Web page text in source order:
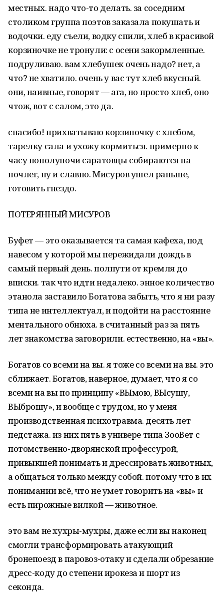
местных. надо что-то делать. за соседним
столиком группа поэтов заказала покушать и
водочки. еду съели, водку спили, хлеб в красивой
корзиночке не тронули: с осени закормленные.
подруливаю. вам хлебушек очень надо? нет, а
что? не хватило. очень у вас тут хлеб вкусный.
они, наивные, говорят — ага, но просто хлеб, оно
чтож, вот с салом, это да.
спасибо! прихватываю корзиночку с хлебом,
тарелку сала и ухожу кормиться. примерно к
часу пополуночи саратовцы собираются на
ночлег, ну и славно. Мисуров ушел раньше,
готовить гнездо.
ПОТЕРЯННЫЙ МИСУРОВ
Буфет — это оказывается та самая кафеха, под
навесом у которой мы пережидали дождь в
самый первый день. полпути от кремля до
вписки. так что идти недалеко. энное количество
этанола заставило Богатова забыть, что я ни разу
типа не интеллектуал, и подойти на расстояние
ментального обнюха. в считанный раз за пять
лет знакомства заговорили. естественно, на «вы».
Богатов со всеми на вы. я тоже со всеми на вы. это
сближает. Богатов, наверное, думает, что я со
всеми на вы по принципу «ВЫмою, ВЫсушу,
ВЫброшу», и вообще с трудом, но у меня
производственная психотравма. десять лет
педстажа. из них пять в универе типа ЗооВет с
потомственно-дворянской профессурой,
привыкшей понимать и дрессировать животных,
а общаться только между собой. потому что в их
понимании всё, что не умет говорить на «вы» и
есть пирожные вилкой — животное.
это вам не хухры-мухры, даже если вы наконец
смогли трансформировать атакующий
бронепоезд в паровоз-отаку и сделали обрезание
дресс-коду до степени ирокеза и шорт из
секонда.